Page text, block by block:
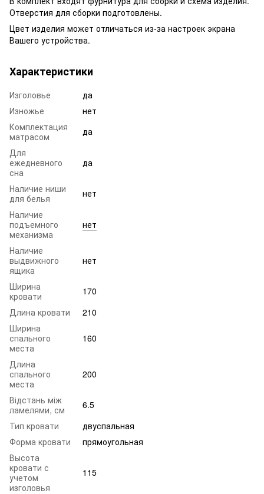
Отверстия для сборки подготовлены.
Цвет изделия может отличаться из-за настроек экрана
Вашего устройства.
Характеристики
Изголовье
да
Изножье
нет
Комплектация
матрасом
да
Для
ежедневного
сна
да
Наличие ниши
для белья
нет
Наличие
подъемного
механизма
нет
Наличие
выдвижного
ящика
нет
Ширина
кровати
170
Длина кровати
210
Ширина
спального
места
160
Длина
спального
места
200
Відстань між
ламелями, см
6.5
Тип кровати
двуспальная
Форма кровати
прямоугольная
Высота
кровати с
учетом
изголовья
115